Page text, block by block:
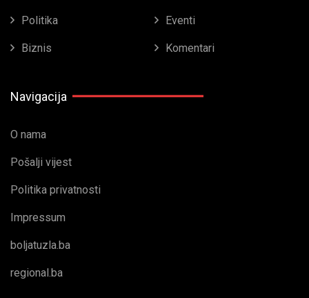
Politika Eventi
Biznis Komentari
Navigacija
O nama
Pošalji vijest
Politika privatnosti
Impressum
boljatuzla.ba
regional.ba